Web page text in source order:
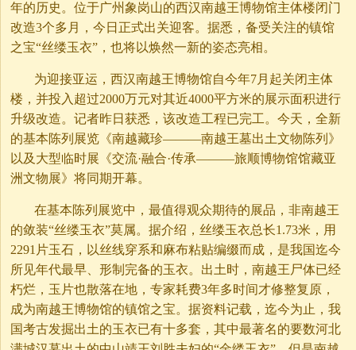
年的历史。位于广州象岗山的西汉南越王博物馆主体楼闭门
改造3个多月，今日正式出关迎客。据悉，备受关注的镇馆
之宝“丝缕玉衣”，也将以焕然一新的姿态亮相。
为迎接亚运，西汉南越王博物馆自今年7月起关闭主体
楼，并投入超过2000万元对其近4000平方米的展示面积进行
升级改造。记者昨日获悉，该改造工程已完工。今天，全新
的基本陈列展览《南越藏珍———南越王墓出土文物陈列》
以及大型临时展《交流·融合·传承———旅顺博物馆馆藏亚
洲文物展》将同期开幕。
在基本陈列展览中，最值得观众期待的展品，非南越王
的敛装“丝缕玉衣”莫属。据介绍，丝缕玉衣总长1.73米，用
2291片玉石，以丝线穿系和麻布粘贴编缀而成，是我国迄今
所见年代最早、形制完备的玉衣。出土时，南越王尸体已经
朽烂，玉片也散落在地，专家耗费3年多时间才修整复原，
成为南越王博物馆的镇馆之宝。据资料记载，迄今为止，我
国考古发掘出土的玉衣已有十多套，其中最著名的要数河北